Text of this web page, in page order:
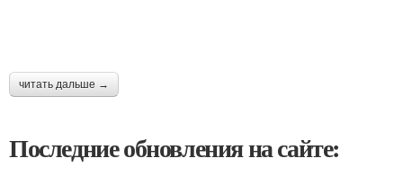
читать дальше →
Последние обновления на сайте: